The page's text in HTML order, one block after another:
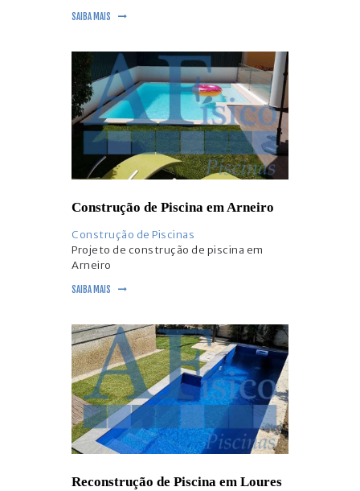
SAIBA MAIS
Construção de Piscina em Arneiro
Construção de Piscinas
Projeto de construção de piscina em
Arneiro
SAIBA MAIS
Reconstrução de Piscina em Loures